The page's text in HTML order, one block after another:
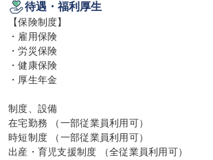
待遇・福利厚生
【保険制度】
・雇用保険
・労災保険
・健康保険
・厚生年金
制度、設備
在宅勤務 （一部従業員利用可）
時短制度 （一部従業員利用可）
出産・育児支援制度 （全従業員利用可）